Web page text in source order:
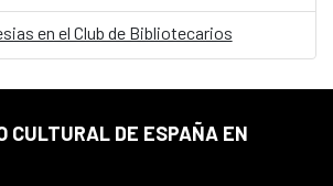
en el Club de Bibliotecarios
CULTURAL DE ESPAÑA EN